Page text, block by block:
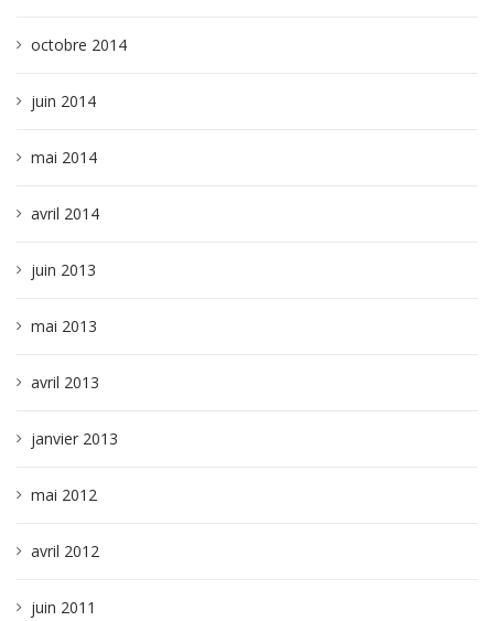
octobre 2014
juin 2014
mai 2014
avril 2014
juin 2013
mai 2013
avril 2013
janvier 2013
mai 2012
avril 2012
juin 2011